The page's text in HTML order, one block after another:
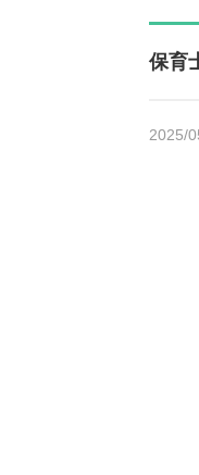
保育
2025/